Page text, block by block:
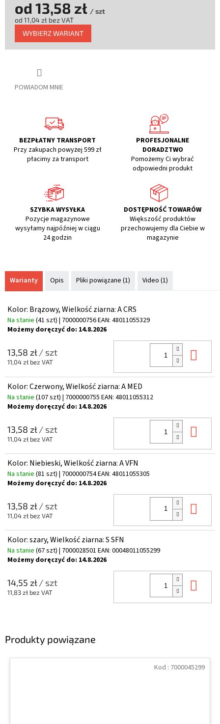
POWIADOM MNIE
od 13,58 zł / szt
od 11,04 zł bez VAT
Cena
jednostkowa:
WYBIERZ WARIANT
BEZPŁATNY TRANSPORT
Przy zakupach powyżej 599 zł
płacimy za transport
PROFESJONALNE
DORADZTWO
Pomożemy Ci wybrać
odpowiedni produkt
SZYBKA WYSYŁKA
Pozycje magazynowe
wysyłamy najpóźniej w ciągu
24 godzin
DOSTĘPNOŚĆ TOWARÓW
Większość produktów
przechowujemy dla Ciebie w
magazynie
Produkty powiązane
Kod : 7000045299
Warianty Opis Pliki powiązane (1) Video (1)
Kolor: Brązowy, Wielkość ziarna: A CRS
Na stanie (41 szt) | 7000000756EAN: 48011055329
Możemy doręczyć do: 14.8.2026
13,58 zł/ szt
11,04 zł bez VAT
Kolor: Czerwony, Wielkość ziarna: A MED
Na stanie (107 szt) | 7000000755 EAN: 48011055312
Możemy doręczyć do: 14.8.2026
13,58 zł/ szt
11,04 zł bez VAT
Kolor: Niebieski, Wielkość ziarna: A VFN
Na stanie (81 szt) | 7000000754EAN: 48011055305
Możemy doręczyć do: 14.8.2026
13,58 zł/ szt
11,04 zł bez VAT
Kolor: szary, Wielkość ziarna: S SFN
Na stanie (67 szt) | 7000028501 EAN: 00048011055299
Możemy doręczyć do: 14.8.2026
14,55 zł/ szt
11,83 zł bez VAT